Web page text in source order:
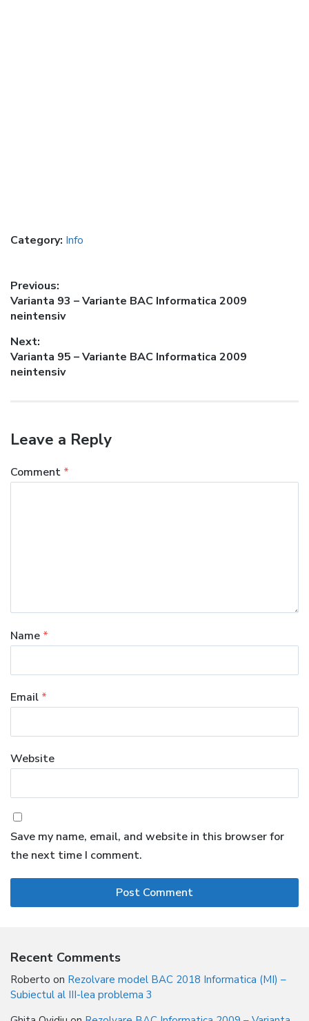
Category: Info
Post
navigation
Previous:
Previous
post:
Varianta 93 – Variante BAC Informatica 2009
neintensiv
Next:
Next
post:
Varianta 95 – Variante BAC Informatica 2009
neintensiv
Leave a Reply
Comment *
Name *
Email *
Website
Save my name, email, and website in this browser for
the next time I comment.
Recent Comments
Roberto on Rezolvare model BAC 2018 Informatica (MI) –
Subiectul al III-lea problema 3